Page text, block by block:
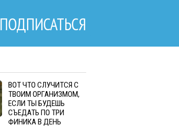
ПОДПИСАТЬСЯ
ВОТ ЧТО СЛУЧИТСЯ С
ТВОИМ ОРГАНИЗМОМ,
ЕСЛИ ТЫ БУДЕШЬ
СЪЕДАТЬ ПО ТРИ
ФИНИКА В ДЕНЬ